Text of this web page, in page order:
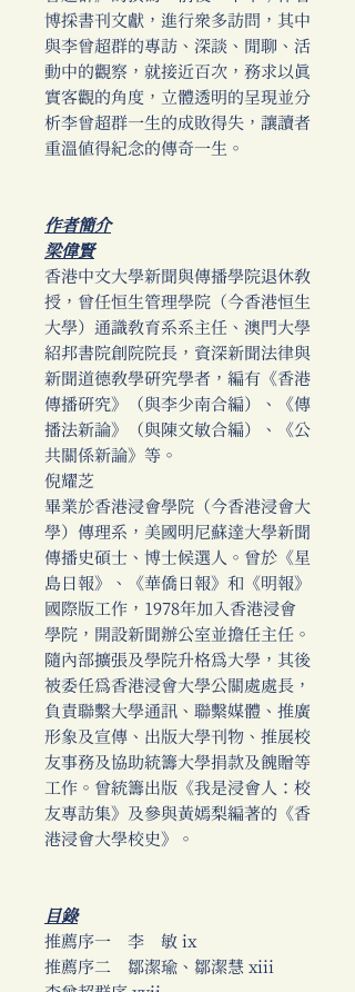
博採書刊文獻，進行眾多訪問，其中
與李曾超群的專訪、深談、閒聊、活
動中的觀察，就接近百次，務求以真
實客觀的角度，立體透明的呈現並分
析李曾超群一生的成敗得失，讓讀者
重溫值得紀念的傳奇一生。
作者簡介
梁偉賢
香港中文大學新聞與傳播學院退休教
授，曾任恒生管理學院（今香港恒生
大學）通識教育系系主任、澳門大學
紹邦書院創院院長，資深新聞法律與
新聞道德教學研究學者，編有《香港
傳播研究》（與李少南合編）、《傳
播法新論》（與陳文敏合編）、《公
共關係新論》等。
倪耀芝
畢業於香港浸會學院（今香港浸會大
學）傳理系，美國明尼蘇達大學新聞
傳播史碩士、博士候選人。曾於《星
島日報》、《華僑日報》和《明報》
國際版工作，1978年加入香港浸會
學院，開設新聞辦公室並擔任主任。
隨內部擴張及學院升格為大學，其後
被委任為香港浸會大學公關處處長，
負責聯繫大學通訊、聯繫媒體、推廣
形象及宣傳、出版大學刊物、推展校
友事務及協助統籌大學捐款及餽贈等
工作。曾統籌出版《我是浸會人：校
友專訪集》及參與黃嫣梨編著的《香
港浸會大學校史》。
目錄
推薦序一 李 敏 ix
推薦序二 鄒潔瑜、鄒潔慧 xiii